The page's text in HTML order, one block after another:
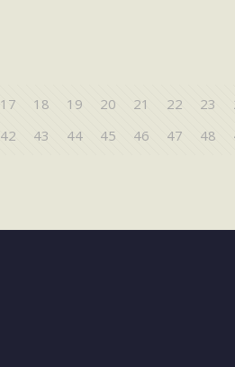
17 18 19 20 21 22 23
42 43 44 45 46 47 48